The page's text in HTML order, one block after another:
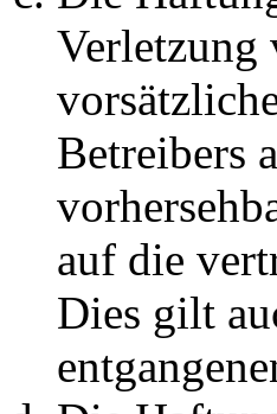
Verletzung
Betreibers
auf die
Dies gilt